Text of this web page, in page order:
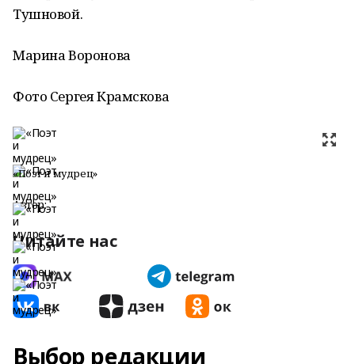
Тушновой.
Марина Воронова
Фото Сергея Крамскова
«Поэт и мудрец»
Автор:
Читайте нас
Выбор редакции